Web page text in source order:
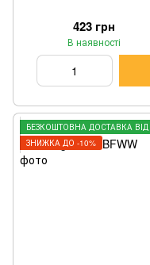
423 грн
В наявності
ЗНИЖКА ДО -10%